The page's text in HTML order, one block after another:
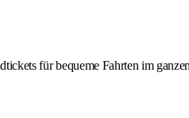
für bequeme Fahrten im